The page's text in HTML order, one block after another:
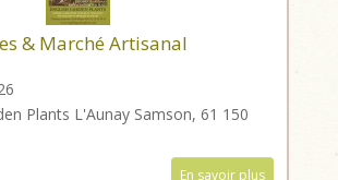
& Marché Artisanal
Plants L'Aunay Samson, 61 150
En savoir plus